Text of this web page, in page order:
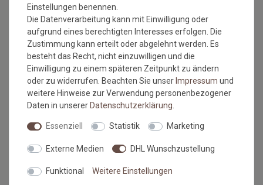
Waschtipps:
Matten, die nicht mehr in die Waschmaschine passen, können
mit einem Dampfstrahler (aus Entfernung) gereinigt werden
oder bei einer Wäscherei abgegeben werden. Ganz wichtig ist
auch, dass man die Matten nicht gefaltet und auch nicht mit
anderen Wäschestücken in die Maschine legt, damit die Matte
nicht mit Knicken wieder aus der Maschine kommt. Dies ist
kein Materialfehler und stellt auch keinen Reklamationsgrund
Falls dies doch mal passiert, auf keinen Fall in den Trockner
nächsten Waschen sollten die wieder verschwunden sein.
Maßtoleranzen und Farbabweichungen:
Einstellungen benennen.
Die Datenverarbeitung kann mit Einwilligung oder
aufgrund eines berechtigten Interesses erfolgen. Die
Zustimmung kann erteilt oder abgelehnt werden. Es
besteht das Recht, nicht einzuwilligen und die
Einwilligung zu einem späteren Zeitpunkt zu ändern
oder zu widerrufen. Beachten Sie unser Impressum und
weitere Hinweise zur Verwendung personenbezogener
Daten in unserer Daten­schutz­erklärung
Essenziell Statistik Marketing
Externe Medien DHL Wunschzustellung
Funktional Weitere Einstellungen